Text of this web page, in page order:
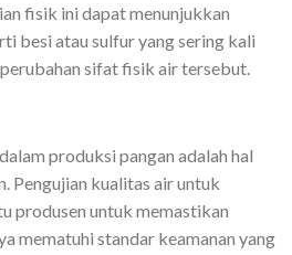
fisik ini dapat menunjukkan
besi atau sulfur yang sering kali
sifat fisik air tersebut.
produksi pangan adalah hal
Pengujian kualitas air untuk
produsen untuk memastikan
mematuhi standar keamanan yang